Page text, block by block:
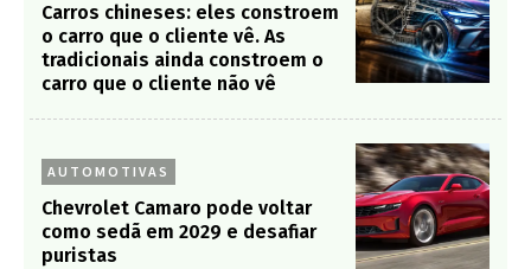
Carros chineses: eles constroem
o carro que o cliente vê. As
tradicionais ainda constroem o
carro que o cliente não vê
AUTOMOTIVAS
Chevrolet Camaro pode voltar
como sedã em 2029 e desafiar
puristas